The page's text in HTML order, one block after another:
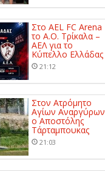
Στο AEL FC Arena
το Α.Ο. Τρίκαλα –
ΑΕΛ για το
Κύπελλο Ελλάδας
21:12
Στον Ατρόμητο
Αγίων Αναργύρων
ο Αποστόλης
Τάρταμπουκας
21:03